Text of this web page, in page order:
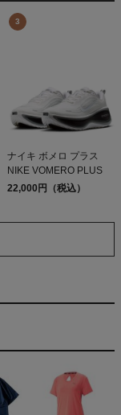
ナイキ ボメロ プラス
NIKE VOMERO PLUS
22,000円（税込）